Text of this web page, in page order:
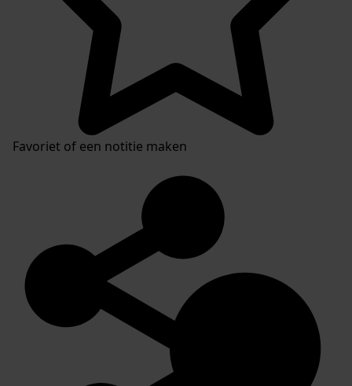
Favoriet of een notitie maken